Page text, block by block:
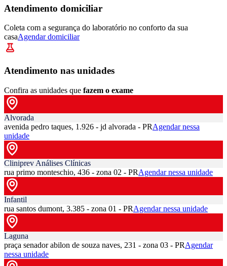
Atendimento domiciliar
Coleta com a segurança do laboratório no conforto da sua
casaAgendar domiciliar
Atendimento nas unidades
Confira as unidades que fazem o exame
Alvorada
avenida pedro taques, 1.926 - jd alvorada - PRAgendar nessa
unidade
Cliniprev Análises Clínicas
rua primo monteschio, 436 - zona 02 - PRAgendar nessa unidade
Infantil
rua santos dumont, 3.385 - zona 01 - PRAgendar nessa unidade
Laguna
praça senador abilon de souza naves, 231 - zona 03 - PRAgendar
nessa unidade